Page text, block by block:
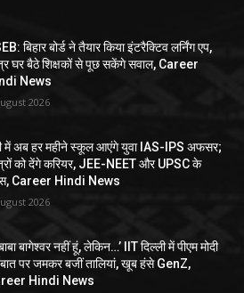
बिहार बोर्ड ने तैयार किया इंटरैक्टिव लर्निंग एप,
घर बैठे शिक्षकों से पूछ सकेंगे सवाल, Career
News
2026
में अब हर महीने स्कूल आएंगे युवा IAS-IPS अफसर;
को देंगे करियर, JEE-NEET और UPSC के
Career Hindi News
2026
बागेश्वर नहीं हूं, लेकिन…’ IIT दिल्ली में पीएम मोदी
पर जमकर बजीं तालियां, खूब हंसे GenZ,
Hindi News